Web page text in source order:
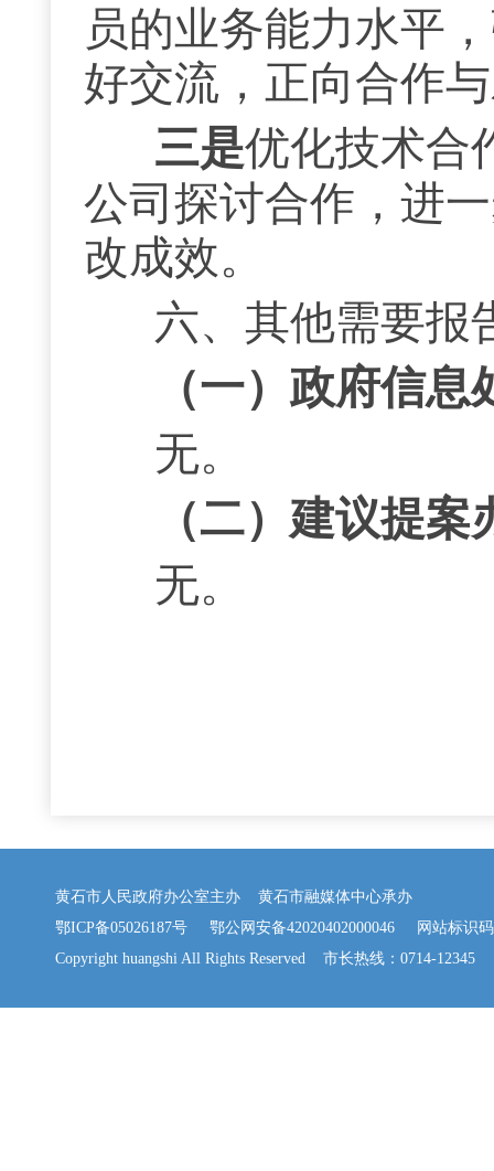
员的业务能力水平
好交流，正向合作
三是优化技术合
公司探讨合作， 进
改成效。
六、其他需要报
（一）政府信
无。
（二）建议提
无。
黄石市人民政府办公室主办 黄石市融媒体中心承办
鄂ICP备05026187号
鄂公网安备42020402000046 网站标识码
Copyright huangshi All Rights Reserved 市长热线：0714-12345